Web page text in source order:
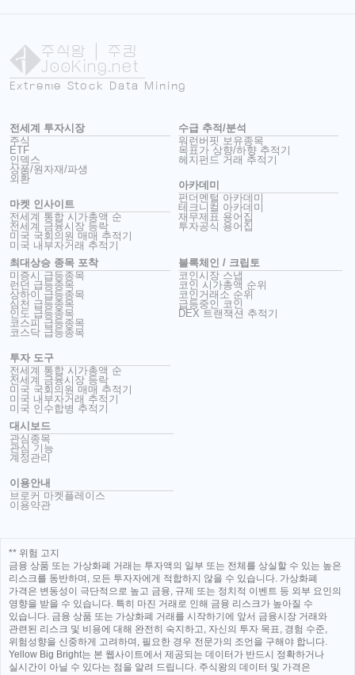
주식왕 | 주킹
JooKing.net
Extreme Stock Data Mining
전세계 투자시장
주식
ETF
인덱스
상품/원자재/파생
외환
마켓 인사이트
전세계 통합 시가총액 순
전세계 금융시장 등락
미국 국회의원 매매 추적기
미국 내부자거래 추적기
수급 추적/분석
워런버핏 보유종목
목표가 상향/하향 추적기
헤지펀드 거래 추적기
아카데미
펀더멘털 아카데미
테크니컬 아카데미
재무제표 용어집
투자공식 용어집
최대상승 종목 포착
미증시 급등종목
런던 급등종목
상하이 급등종목
심천 급등종목
인도 급등종목
코스피 급등종목
코스닥 급등종목
투자 도구
전세계 통합 시가총액 순
전세계 금융시장 등락
미국 국회의원 매매 추적기
미국 내부자거래 추적기
미국 인수합병 추적기
블록체인 / 크립토
코인시장 스냅
코인 시가총액 순위
코인거래소 순위
급등중인 코인
DEX 트랜잭션 추적기
대시보드
관심종목
관심 기능
계정관리
이용안내
브로커 마켓플레이스
이용약관
** 위험 고지
금융 상품 또는 가상화폐 거래는 투자액의 일부 또는 전체를 상실할 수 있는 높은
리스크를 동반하며, 모든 투자자에게 적합하지 않을 수 있습니다. 가상화폐
가격은 변동성이 극단적으로 높고 금융, 규제 또는 정치적 이벤트 등 외부 요인의
영향을 받을 수 있습니다. 특히 마진 거래로 인해 금융 리스크가 높아질 수
있습니다. 금융 상품 또는 가상화폐 거래를 시작하기에 앞서 금융시장 거래와
관련된 리스크 및 비용에 대해 완전히 숙지하고, 자신의 투자 목표, 경험 수준,
위험성향을 신중하게 고려하며, 필요한 경우 전문가의 조언을 구해야 합니다.
Yellow Big Bright는 본 웹사이트에서 제공되는 데이터가 반드시 정확하거나
실시간이 아닐 수 있다는 점을 알려 드립니다. 주식왕의 데이터 및 가격은